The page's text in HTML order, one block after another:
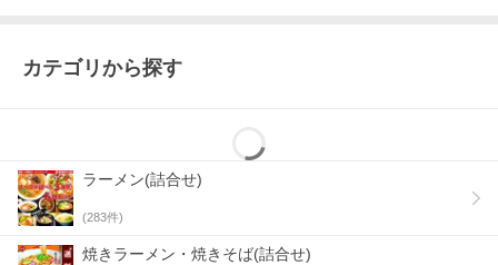
に保管して下さい。
※麺の袋内にアルコール品質保持剤を同封(調理時には取り除いて
下さい)
※ピリ辛麺（乾燥熟成タイプ）：常温10ヵ月間／半生麺：約60日
間(※製造から最長90日間)順次更新
※九州生麺は、別茹で調理です（煮込み調理は当店ストレート熟
成乾燥麺限定となります）
カテゴリから探す
ラーメン(詰合せ)
(283件)
焼きラーメン・焼きそば(詰合せ)